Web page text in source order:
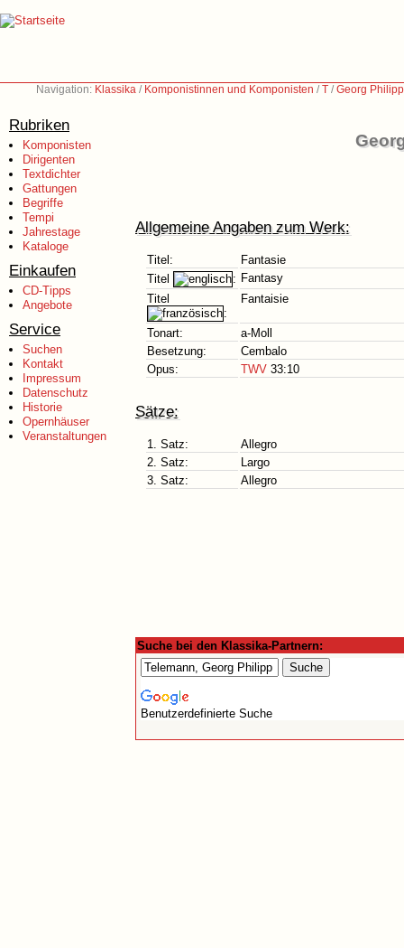
Navigation: Klassika / Komponistinnen und Komponisten /T /Georg
Rubriken
Komponisten
Dirigenten
Textdichter
Gattungen
Begriffe
Tempi
Jahrestage
Kataloge
Einkaufen
CD-Tipps
Angebote
Service
Suchen
Kontakt
Impressum
Datenschutz
Historie
Opernhäuser
Veranstaltungen
Allgemeine Angaben zum Werk:
Titel:
Fantasie
Titel
: Fantasy
Titel
:
Fantaisie
Tonart:
a-Moll
Besetzung:
Cembalo
Opus:
TWV 33:10
Sätze:
1. Satz:
Allegro
2. Satz:
Largo
3. Satz:
Allegro
Suche bei den Klassika-Partnern:
Benutzerdefinierte Suche